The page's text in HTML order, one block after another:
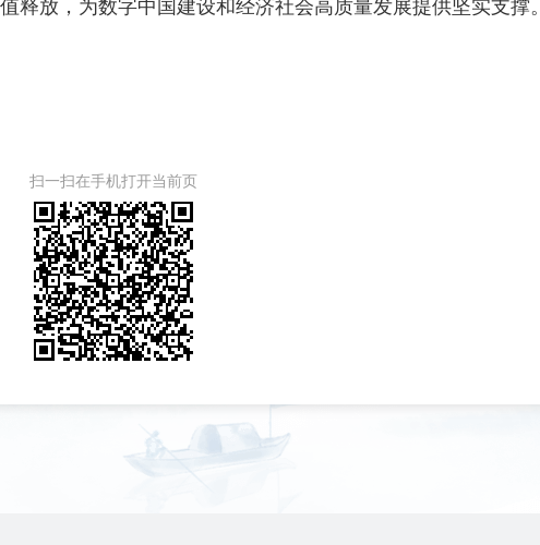
释放，为数字中国建设和经济社会高质量发展提供坚实支撑。
扫一扫在手机打开当前页